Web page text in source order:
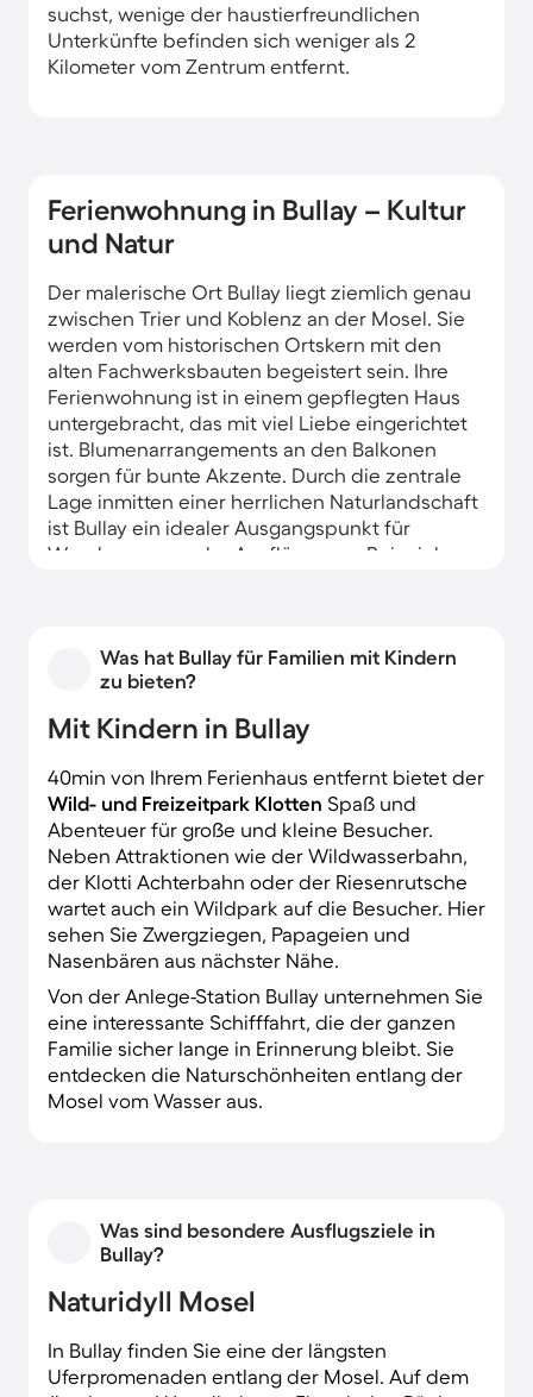
suchst, wenige der haustierfreundlichen
Unterkünfte befinden sich weniger als 2
Kilometer vom Zentrum entfernt.
Ferienwohnung in Bullay – Kultur
und Natur
Der malerische Ort Bullay liegt ziemlich genau
zwischen Trier und Koblenz an der Mosel. Sie
werden vom historischen Ortskern mit den
alten Fachwerksbauten begeistert sein. Ihre
Ferienwohnung ist in einem gepflegten Haus
untergebracht, das mit viel Liebe eingerichtet
ist. Blumenarrangements an den Balkonen
sorgen für bunte Akzente. Durch die zentrale
Lage inmitten einer herrlichen Naturlandschaft
ist Bullay ein idealer Ausgangspunkt für
Wanderungen oder Ausflüge zum Beispiel zur
Was hat Bullay für Familien mit Kindern
zu bieten?
Mit Kindern in Bullay
40min von Ihrem Ferienhaus entfernt bietet der
Wild- und Freizeitpark Klotten Spaß und
Abenteuer für große und kleine Besucher.
Neben Attraktionen wie der Wildwasserbahn,
der Klotti Achterbahn oder der Riesenrutsche
wartet auch ein Wildpark auf die Besucher. Hier
sehen Sie Zwergziegen, Papageien und
Nasenbären aus nächster Nähe.
Von der Anlege-Station Bullay unternehmen Sie
eine interessante Schifffahrt, die der ganzen
Familie sicher lange in Erinnerung bleibt. Sie
entdecken die Naturschönheiten entlang der
Mosel vom Wasser aus.
Was sind besondere Ausflugsziele in
Bullay?
Naturidyll Mosel
In Bullay finden Sie eine der längsten
Uferpromenaden entlang der Mosel. Auf dem